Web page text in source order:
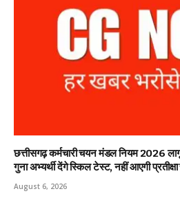
छत्तीसगढ़ कर्मचारी चयन मंडल नियम 2026
गुना अभ्यर्थी देंगे स्किल टेस्ट, नहीं आएगी
August 6, 2026